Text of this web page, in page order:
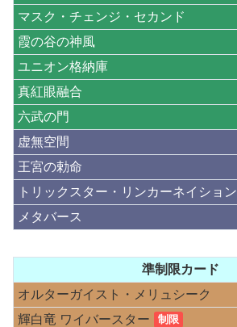
マスク・チェンジ・セカンド
霞の谷の神風
ユニオン格納庫
真紅眼融合
六武の門
虚無空間
王宮の勅命
トリックスター・リンカーネイション
メタバース
準制限カード
オルターガイスト・メリュシーク
輝白竜 ワイバースター
制限